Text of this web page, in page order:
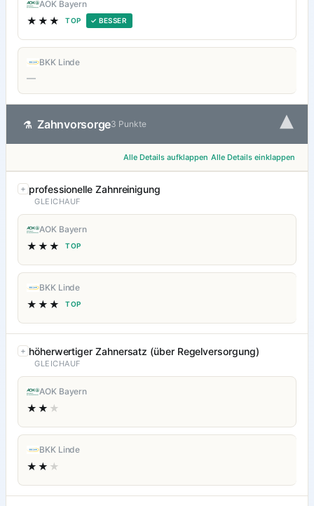
AOK Bayern
★★★ TOP ✓ BESSER
BKK Linde
—
⚗ Zahnvorsorge3 Punkte ▾
Alle Details aufklappen Alle Details einklappen
professionelle Zahnreinigung
GLEICHAUF
AOK Bayern
★★★ TOP
BKK Linde
★★★ TOP
höherwertiger Zahnersatz (über Regelversorgung)
GLEICHAUF
AOK Bayern
★★ ★
BKK Linde
★★ ★